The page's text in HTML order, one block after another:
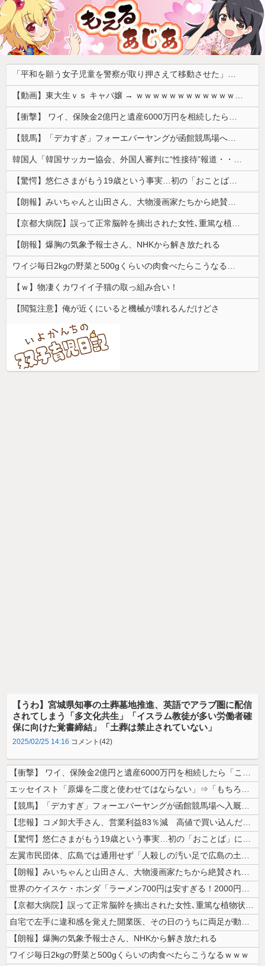
「平和を願う女子児童を警察が取り押さえて移動させた」と市民団体が告発、「児童……どこ？」とガチで困惑する人が続出
【動画】東大生ｖｓ キャバ嬢 → ｗｗｗｗｗｗｗｗｗｗｗｗｗｗｗｗｗｗ
【衝撃】 ワイ、保険金2億円と遺産6000万円を相続したら「こう」なった・・・
【競馬】「デカすぎ」フォーエバーヤングが函館競馬場へ入厩 573キロ 矢作師「もう1段パワーアップ」
韓国人「韓国サッカー協会、外国人審判に“性接待”報道・・・」→「2002年の審判買収が事実だったのか？」「日本人が言ってたこと正しかったね・・・...
【驚愕】悠仁さまがもう19歳という事実…初の「おことば」にネット民驚嘆
【朗報】みいちゃんと山田さん、大物漫画家たちから絶賛されるｗｗｗｗ
【京都大病院】誤って正常脳幹を摘出された女性､重篤な植物状態だが意識は正常で何かを思考していると判明
【朗報】爆胸の気象予報士さん、NHKから解き放たれる
ワイジ毎日2kgの野菜と500gくらいの肉食べたらこうなるｗｗｗ
【ｗ】物凄くカワイイ子猫の取っ組み合い！
【閲覧注意】俺が近くにいると機械が壊れるんだけどさ
【うわ】宮城県知事の土葬墓地推進、英語でアラブ圏に配信
されてしまう「多文化共生」「イスラム教徒が多い労働者確
保に向けた覚書締結」「土葬は禁止されていない」
2025/02/25 14:16 コメント(42)
【衝撃】 ワイ、保険金2億円と遺産6000万円を相続したら「こう」なっ...
エッセイスト「原爆を二度と使わせてはならない」⇒「もちろん中国の核も非...
【競馬】「デカすぎ」フォーエバーヤングが函館競馬場へ入厩 573キロ ...
【悲報】コメ卸大手さん、営業利益83％減 高値で買い込んだ米が売れず「...
【驚愕】悠仁さまがもう19歳という事実…初の「おことば」にネット民驚嘆
左翼市民団体、広島では通用せず「人殺しの汚い足で広島の土を踏むな！」→...
【朗報】みいちゃんと山田さん、大物漫画家たちから絶賛されるｗｗｗｗ
世界のケイスケ・ホンダ「ラーメン700円は安すぎる！2000円にするべ...
【京都大病院】誤って正常脳幹を摘出された女性､重篤な植物状態だが意識は...
自宅で左手に違和感を覚えた開業医、その日のうちに両足が動かなくなり入院...
【朗報】爆胸の気象予報士さん、NHKから解き放たれる
ワイジ毎日2kgの野菜と500gくらいの肉食べたらこうなるｗｗｗ